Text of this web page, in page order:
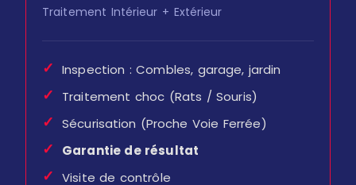
Traitement Intérieur + Extérieur
✓ Inspection : Combles, garage, jardin
✓ Traitement choc (Rats / Souris)
✓ Sécurisation (Proche Voie Ferrée)
✓ Garantie de résultat
✓ Visite de contrôle